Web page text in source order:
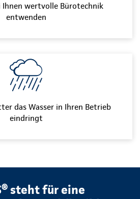
wertvolle Bürotechnik
entwenden
das Wasser in Ihren Betrieb
eindringt
steht für eine